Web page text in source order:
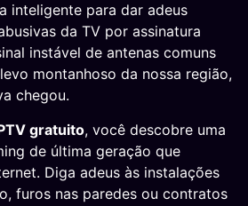
inteligente para dar adeus
da TV por assinatura
instável de antenas comuns
montanhoso da nossa região,
chegou.
gratuito, você descobre uma
de última geração que
Diga adeus às instalações
furos nas paredes ou contratos